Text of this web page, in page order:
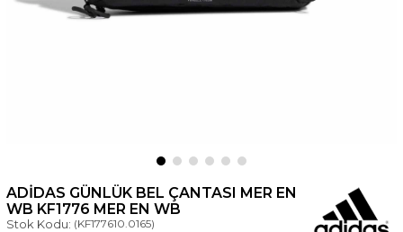
ADIDAS GÜNLÜK BEL ÇANTASI MER EN
WB KF1776 MER EN WB
Stok Kodu: (KF177610.0165)